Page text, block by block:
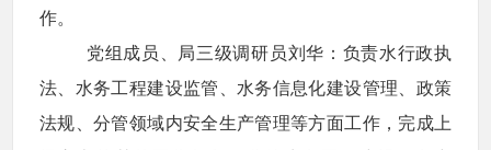
作。
党组成员、局三级调研员刘华：负责水行政执
法、水务工程建设监管、水务信息化建设管理、政策
法规、分管领域内安全生产管理等方面工作，完成上